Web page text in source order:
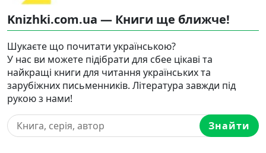
Knizhki.com.ua — Книги ще ближче!
Шукаєте що почитати українською?
У нас ви можете підібрати для сбее цікаві та
найкращі книги для читання українських та
зарубіжних письменників. Література завжди під
рукою з нами!
Знайти